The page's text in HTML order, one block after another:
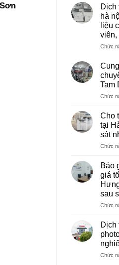
Dịch
hà
liệu
viên,
Chức
Tam
Chức
Cho
tại
sát
Chức
Báo
giá
sau
Chức
Dịch
Chức